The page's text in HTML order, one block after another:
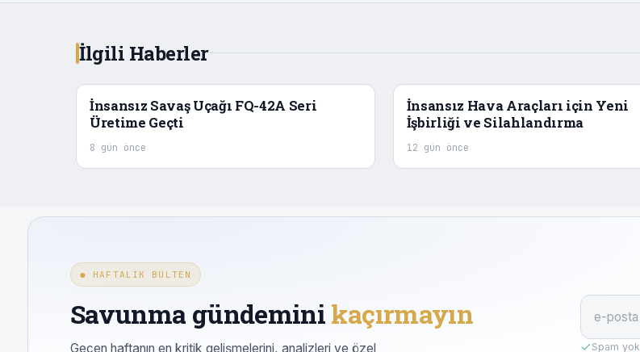
İlgili Haberler
İnsansız Savaş Uçağı FQ-42A Seri
Üretime Geçti
8 gün önce
İnsansız Hava Araçları için Yeni
İşbirliği ve Silahlandırma
12 gün önce
● HAFTALIK BÜLTEN
Savunma gündeminikaçırmayın
Geçen haftanın en kritik gelişmelerini, analizleri ve özel Spam yok